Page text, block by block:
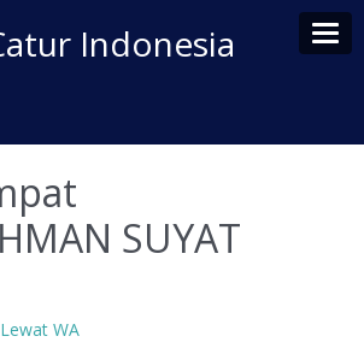
Indonesia
SUYAT
WA